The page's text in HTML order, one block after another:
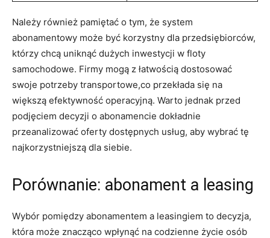
Należy również pamiętać⁣ o tym, że system
abonamentowy może być korzystny dla przedsiębiorców,
którzy​ chcą uniknąć dużych inwestycji w floty
samochodowe. Firmy mogą z łatwością dostosować
swoje potrzeby transportowe,co przekłada się na
większą efektywność operacyjną. Warto jednak przed
podjęciem decyzji o ‌abonamencie dokładnie
przeanalizować‍ oferty dostępnych usług, aby wybrać tę
⁤najkorzystniejszą dla siebie.
Porównanie: abonament a leasing
Wybór pomiędzy abonamentem a ⁢leasingiem to decyzja,
która ⁢może znacząco‍ wpłynąć na codzienne życie ‌osób